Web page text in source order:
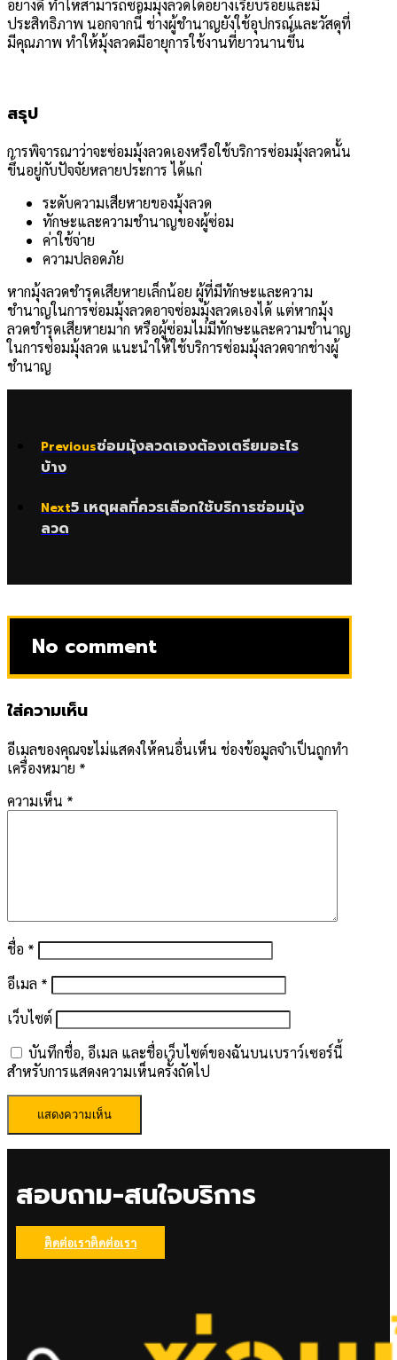
อย่างดี ทำให้สามารถซ่อมมุ้งลวดได้อย่างเรียบร้อยและมี
ประสิทธิภาพ นอกจากนี้ ช่างผู้ชำนาญยังใช้อุปกรณ์และวัสดุที่
มีคุณภาพ ทำให้มุ้งลวดมีอายุการใช้งานที่ยาวนานขึ้น
สรุป
การพิจารณาว่าจะซ่อมมุ้งลวดเองหรือใช้บริการซ่อมมุ้งลวดนั้น
ขึ้นอยู่กับปัจจัยหลายประการ ได้แก่
ระดับความเสียหายของมุ้งลวด
ทักษะและความชำนาญของผู้ซ่อม
ค่าใช้จ่าย
ความปลอดภัย
หากมุ้งลวดชำรุดเสียหายเล็กน้อย ผู้ที่มีทักษะและความ
ชำนาญในการซ่อมมุ้งลวดอาจซ่อมมุ้งลวดเองได้ แต่หากมุ้ง
ลวดชำรุดเสียหายมาก หรือผู้ซ่อมไม่มีทักษะและความชำนาญ
ในการซ่อมมุ้งลวด แนะนำให้ใช้บริการซ่อมมุ้งลวดจากช่างผู้
ชำนาญ
Previousซ่อมมุ้งลวดเองต้องเตรียมอะไร
บ้าง
Next5 เหตุผลที่ควรเลือกใช้บริการซ่อมมุ้ง
ลวด
No comment
ใส่ความเห็น
อีเมลของคุณจะไม่แสดงให้คนอื่นเห็น ช่องข้อมูลจำเป็นถูกทำ
เครื่องหมาย *
ความเห็น *
ชื่อ *
อีเมล *
เว็บไซต์
บันทึกชื่อ, อีเมล และชื่อเว็บไซต์ของฉันบนเบราว์เซอร์นี้
สำหรับการแสดงความเห็นครั้งถัดไป
สอบถาม-สนใจบริการ
ติดต่อเราติดต่อเรา